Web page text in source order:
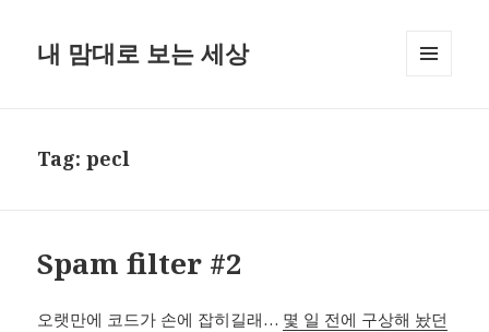
내 맘대로 보는 세상
Tag:pecl
Spam filter #2
오랫만에 코드가 손에 잡히길래… 몇 일 전에 구상해 놨던